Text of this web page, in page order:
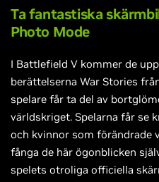
Ta fantastiska
Photo Mode
I Battlefield V kommer de
berättelserna War Stories
spelare får ta del av
världskriget. Spelarna får se
och kvinnor som förändrade
fånga de här ögonblicken
spelets otroliga officiella